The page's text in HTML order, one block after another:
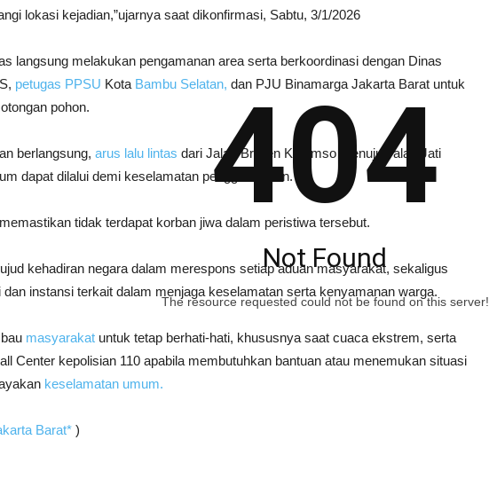
lokasi kejadian,”ujarnya saat dikonfirmasi, Sabtu, 3/1/2026
langsung melakukan pengamanan area serta berkoordinasi dengan Dinas
petugas PPSU Kota Bambu Selatan, dan PJU Binamarga Jakarta Barat untuk
pohon.
berlangsung, arus lalu lintas dari Jalan Brigjen Katamso menuju Jalan Jati
dapat dilalui demi keselamatan pengguna jalan.
tidak terdapat korban jiwa dalam peristiwa tersebut.
kehadiran negara dalam merespons setiap aduan masyarakat, sekaligus
dan instansi terkait dalam menjaga keselamatan serta kenyamanan warga.
masyarakat untuk tetap berhati-hati, khususnya saat cuaca ekstrem, serta
Center kepolisian 110 apabila membutuhkan bantuan atau menemukan situasi
keselamatan umum.
Barat* )
404
Not Found
The resource requested could not be found on this server!